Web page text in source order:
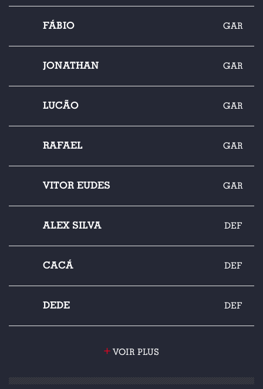
FÁBIO GAR
JONATHAN GAR
LUCÃO GAR
RAFAEL GAR
VITOR EUDES GAR
ALEX SILVA DEF
CACÁ DEF
DEDE DEF
+ VOIR PLUS